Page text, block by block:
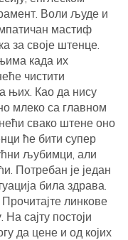
Воли људе и
мастиф
за своје штенце.
када их
чистити
њих. Као да нису
млеко са главном
свако штене оно
ће бити супер
љубимци, али
Потребан је један
била здрава.
линкове
сајту постоји
да цене и од којих